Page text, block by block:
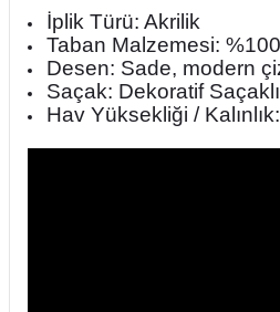
İplik Türü: Akrilik
Taban Malzemesi:
Desen: Sade, modern
Saçak: Dekoratif Saçaklı
Hav Yüksekliği /